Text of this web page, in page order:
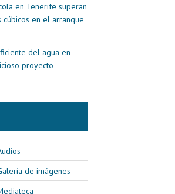
en Tenerife superan
en el arranque
del agua en
proyecto
de imágenes